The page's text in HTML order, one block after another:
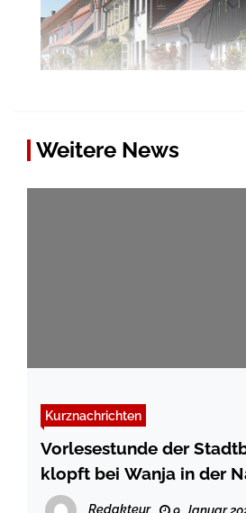
Weitere News
Kurznachrichten
Vorlesestunde der
klopft bei Wanja in der
Redakteur